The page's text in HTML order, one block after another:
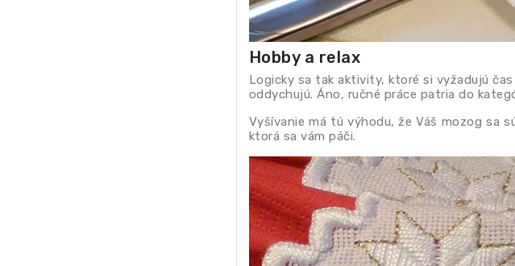
Hobbya relax
Logicky sa tak aktivity, ktoré si vyžadujú
oddychujú. Áno, ručné práce patria do
Vyšívanie má tú výhodu, že Váš mozog sa
ktorá sa vám páči.